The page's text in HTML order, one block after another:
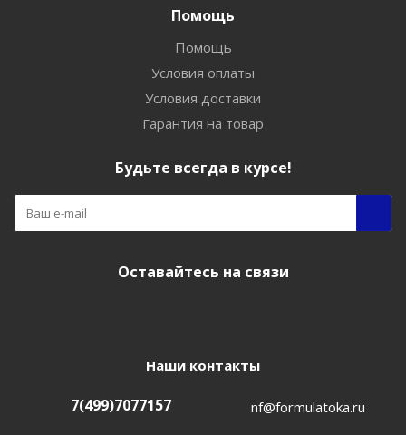
Помощь
Помощь
Условия оплаты
Условия доставки
Гарантия на товар
Будьте всегда в курсе!
Оставайтесь на связи
Наши контакты
7(499)7077157 nf@formulatoka.ru